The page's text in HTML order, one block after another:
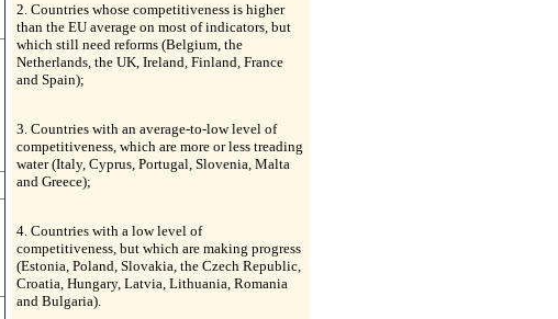
2. Countries whose competitiveness is higher
than the EU average on most of indicators, but
which still need reforms (Belgium, the
Netherlands, the UK, Ireland, Finland, France
and Spain);
3. Countries with an average-to-low level of
competitiveness, which are more or less treading
water (Italy, Cyprus, Portugal, Slovenia, Malta
and Greece);
4. Countries with a low level of
competitiveness, but which are making progress
(Estonia, Poland, Slovakia, the Czech Republic,
Croatia, Hungary, Latvia, Lithuania, Romania
and Bulgaria).